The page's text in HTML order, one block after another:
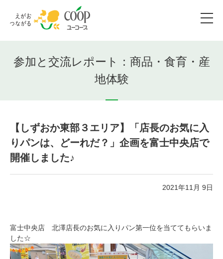
参加と交流レポート：商品・食育・産
地体験
【しずおか東部３エリア】「店長のお気に入
りパンは、どーれだ？」企画を富士中央店で
開催しました♪
2021年11月 9日
富士中央店 北澤店長のお気に入りパン第一位を当ててもらいま
した☆